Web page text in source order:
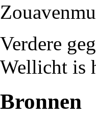
Verdere
Wellicht is
Bronnen